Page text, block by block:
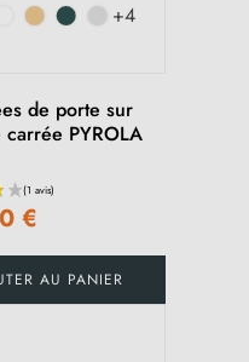
+4
de porte sur
carrée PYROLA
€
AU PANIER